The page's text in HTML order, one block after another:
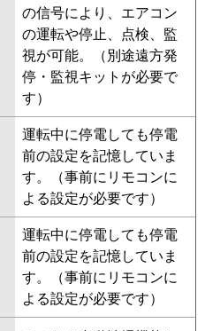
の信号により、エアコン
の運転や停止、点検、監
視が可能。（別途遠方発
停・監視キットが必要で
す）
運転中に停電しても停電
前の設定を記憶していま
す。（事前にリモコンに
よる設定が必要です）
運転中に停電しても停電
前の設定を記憶していま
す。（事前にリモコンに
よる設定が必要です）